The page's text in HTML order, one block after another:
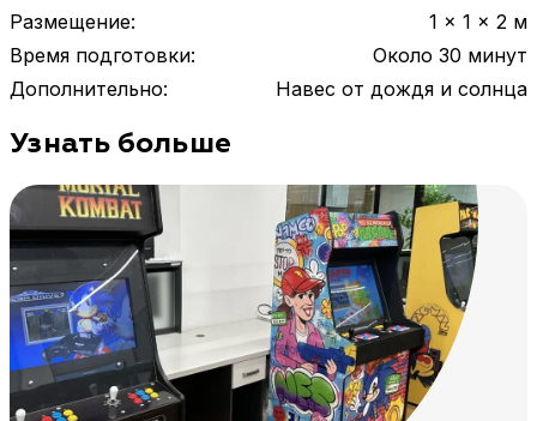
Размещение:
1 × 1 × 2 м
Время подготовки:
Около 30 минут
Дополнительно: Навес от дождя и солнца
Узнать больше